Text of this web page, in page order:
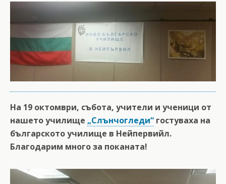
На 19 октомври, събота, учители и ученици от
нашето училище „Слънчогледи“ гостуваха на
българското училище в Нейпервийл.
Благодарим много за поканата!